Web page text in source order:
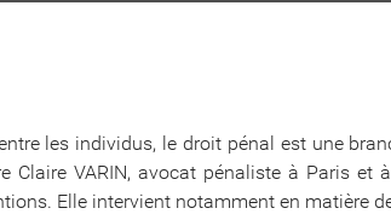
les individus, le droit pénal est une
VARIN, avocat pénaliste à Paris
Elle intervient notamment en matière